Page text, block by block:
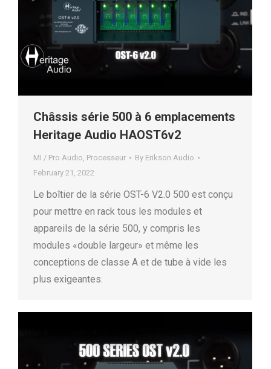
Châssis série 500 à 6 emplacements
Heritage Audio HAOST6v2
MI / Pro Audio, Processeur By Erikson Audio
February 21, 2022
Le boîtier de la série OST-6 V2.0 500 est conçu
pour mettre en rack tous les modules et
appareils de la série 500, y compris les
modules «double largeur» et même les
conceptions de classe A et de tube à vide les
plus exigeantes.